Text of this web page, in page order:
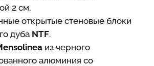
2 см.
открытые стеновые блоки
дуба NTF.
из черного
алюминия со